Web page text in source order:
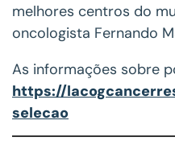
melhores centros do
oncologista Fernando
As informações sobre
https://
selecao